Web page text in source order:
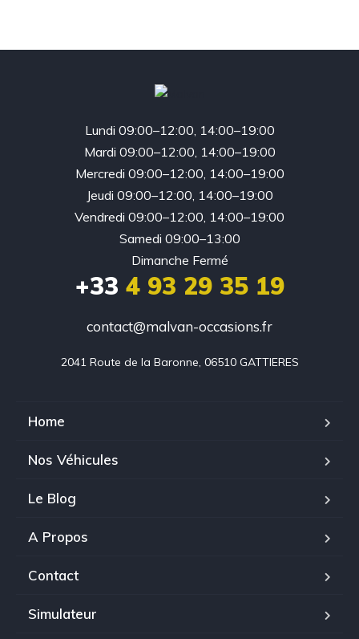
Lundi 09:00–12:00, 14:00–19:00
Mardi 09:00–12:00, 14:00–19:00
Mercredi 09:00–12:00, 14:00–19:00
Jeudi 09:00–12:00, 14:00–19:00
Vendredi 09:00–12:00, 14:00–19:00
Samedi 09:00–13:00
Dimanche Fermé
+33 4 93 29 35 19
contact@malvan-occasions.fr
2041 Route de la Baronne, 06510 GATTIERES
Home
Nos Véhicules
Le Blog
A Propos
Contact
Simulateur